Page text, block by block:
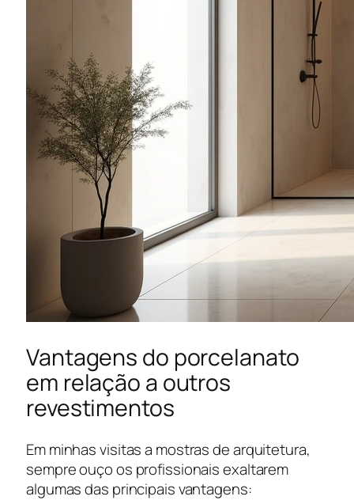
Vantagens do porcelanato
em relação a outros
revestimentos
Em minhas visitas a mostras de arquitetura,
sempre ouço os profissionais exaltarem
algumas das principais vantagens: